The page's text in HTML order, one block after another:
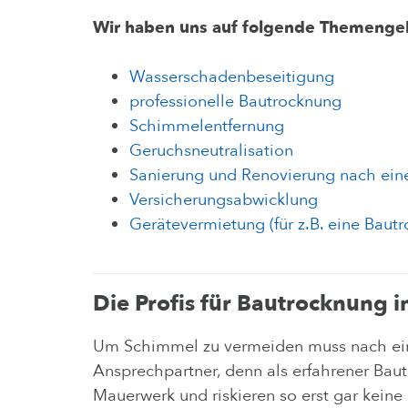
Wir haben uns auf folgende
Wasserschadenbeseitigung
professionelle Bautrocknung
Schimmelentfernung
Geruchsneutralisation
Sanierung und Renovierung nach
Versicherungsabwicklung
Gerätevermietung (für z.B. eine
Die Profis für Bautrocknung
Um Schimmel zu vermeiden muss nach
Ansprechpartner, denn als erfahrener
Mauerwerk und riskieren so erst gar